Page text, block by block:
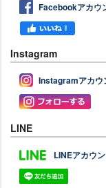
Facebookアカウ
Instagram
Instagramアカウ
LINE
LINEアカウ